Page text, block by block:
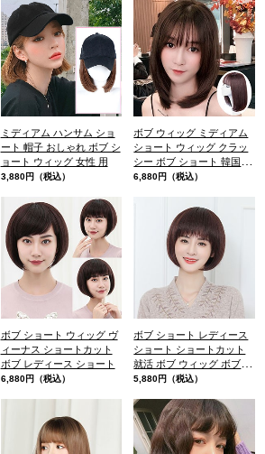
ミディアム ハンサム ショ
ート 帽子 おしゃれ ボブ シ
ョート ウィッグ 女性 用
3,880円（税込）
ボブ ウィッグ ミディアム
ショート ウィッグ クラッ
シー ボブ ショート 韓国 女
子
6,880円（税込）
ボブ ショート ウィッグ ヴ
ィーナス ショートカット
ボブ レディース ショート
6,880円（税込）
ボブ ショート レディース
ショート ショートカット
就活 ボブ ウィッグ ボブヘ
ア
5,880円（税込）